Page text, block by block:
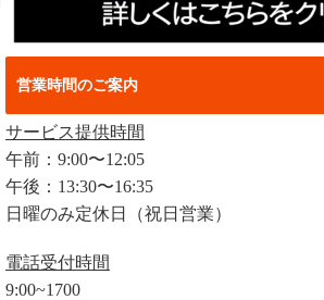
営業時間のご案内
サービス提供時間
午前：9:00〜12:05
午後：13:30〜16:35
日曜のみ定休日（祝日営業）
電話受付時間
9:00~1700